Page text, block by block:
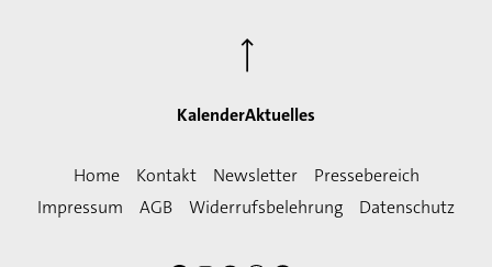
KalenderAktuelles
⟶
Home Kontakt Newsletter
Pressebereich
Impressum
AGB Widerrufsbelehrung Datenschutz